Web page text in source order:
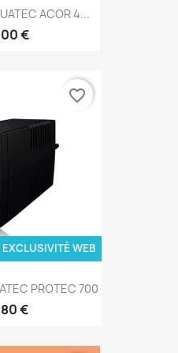
ACOR 4...
€
PROTEC 700
€
EXCLUSIVITÉ WEB
favorite_border